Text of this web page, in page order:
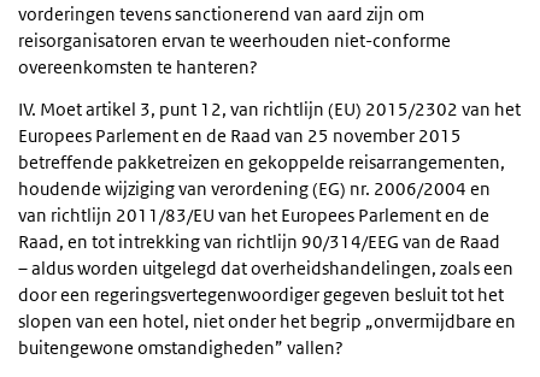
vorderingen tevens sanctionerend van aard zijn om
reisorganisatoren ervan te weerhouden niet-conforme
overeenkomsten te hanteren?
IV. Moet artikel 3, punt 12, van richtlijn (EU) 2015/2302 van het
Europees Parlement en de Raad van 25 november 2015
betreffende pakketreizen en gekoppelde reisarrangementen,
houdende wijziging van verordening (EG) nr. 2006/2004 en
van richtlijn 2011/83/EU van het Europees Parlement en de
Raad, en tot intrekking van richtlijn 90/314/EEG van de Raad
– aldus worden uitgelegd dat overheidshandelingen, zoals een
door een regeringsvertegenwoordiger gegeven besluit tot het
slopen van een hotel, niet onder het begrip „onvermijdbare en
buitengewone omstandigheden” vallen?